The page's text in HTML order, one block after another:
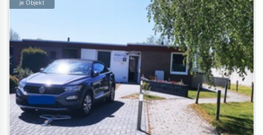
je Objekt